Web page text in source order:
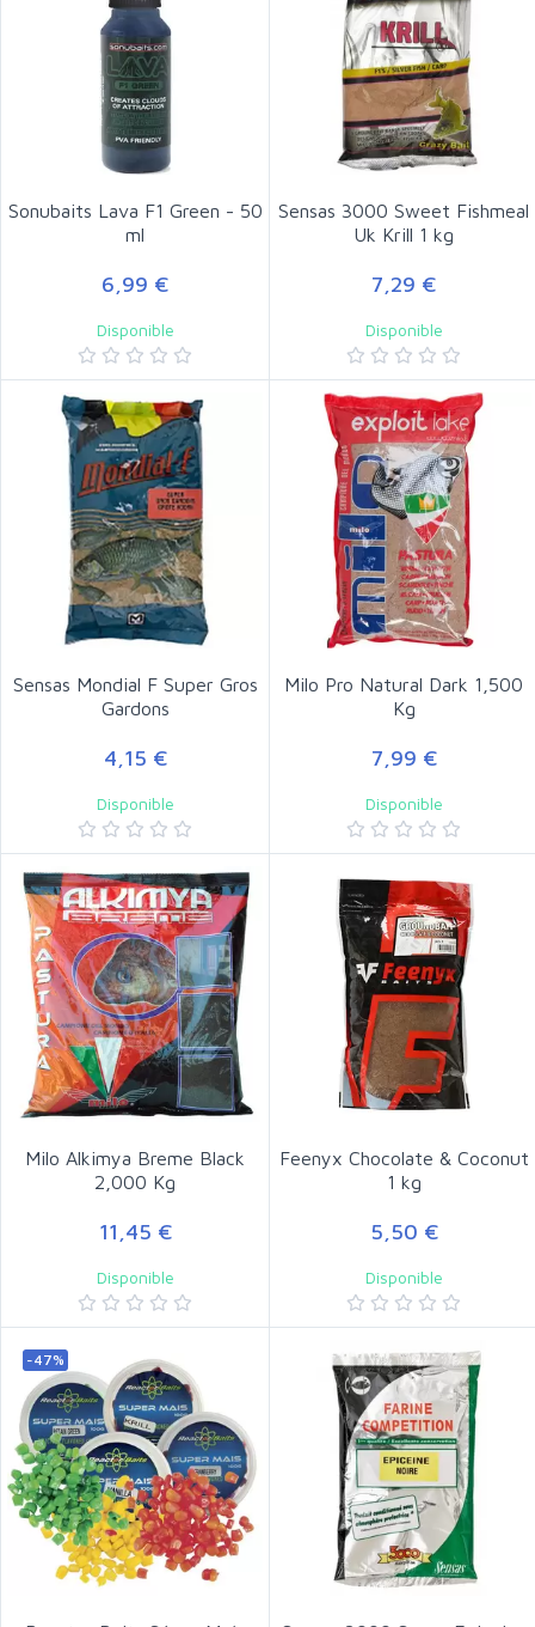
Sonubaits Lava F1 Green - 50
ml
6,99 €
Disponible
Sensas 3000 Sweet Fishmeal
Uk Krill 1 kg
7,29 €
Disponible
Sensas Mondial F Super Gros
Gardons
4,15 €
Disponible
Milo Pro Natural Dark 1,500
Kg
7,99 €
Disponible
Milo Alkimya Breme Black
2,000 Kg
11,45 €
Disponible
Feenyx Chocolate & Coconut
1 kg
5,50 €
Disponible
-47%